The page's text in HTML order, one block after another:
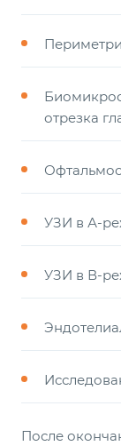
отрезка
УЗИ в А-
УЗИ в В-
После